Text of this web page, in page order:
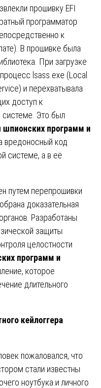
прошивку EFI
программатор
к
В прошивке была
При загрузке
lsass.exe (Local
и перехватывала
доступ к
Это был
шпионских программ и
вредоносный код
системе, а в её
путем перепрошивки
доказательная
Разработаны
защиты
целостности
программ и
которое
длительного
кейлоггера
пожаловался, что
стали известны
ноутбука и личного